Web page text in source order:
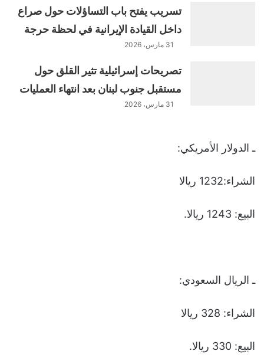
تسريب يفتح باب التساؤلات حول صراع
داخل القيادة الإيرانية في لحظة حرجة
31 مارس، 2026
تصريحات إسرائيلية تثير القلق حول
مستقبل جنوب لبنان بعد انتهاء العمليات
31 مارس، 2026
ـ الدولار الأمريكي:
الشراء:1232 ريالا
البيع: 1243 ريالا.
ـ الريال السعودي:
الشراء: 328 ريالا
البيع: 330 ريالا.